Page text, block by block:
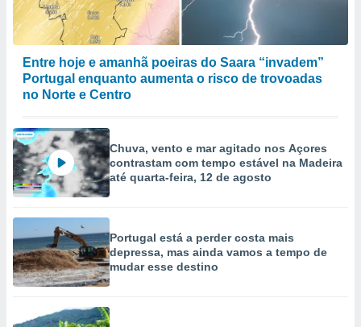
Entre hoje e amanhã poeiras do Saara “invadem”
Portugal enquanto aumenta o risco de trovoadas
no Norte e Centro
Chuva, vento e mar agitado nos Açores
contrastam com tempo estável na Madeira
até quarta-feira, 12 de agosto
Portugal está a perder costa mais
depressa, mas ainda vamos a tempo de
mudar esse destino